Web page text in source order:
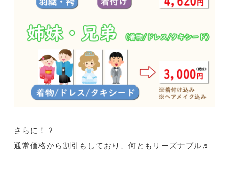
さらに！？
通常価格から割引もしており、何ともリーズナブル♬